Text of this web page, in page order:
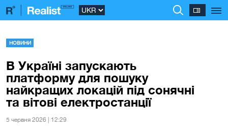
НОВИНИ
В Україні запускають
платформу для пошуку
найкращих локацій під сонячні
та вітові електростанції
5 червня 2026 | 12:29